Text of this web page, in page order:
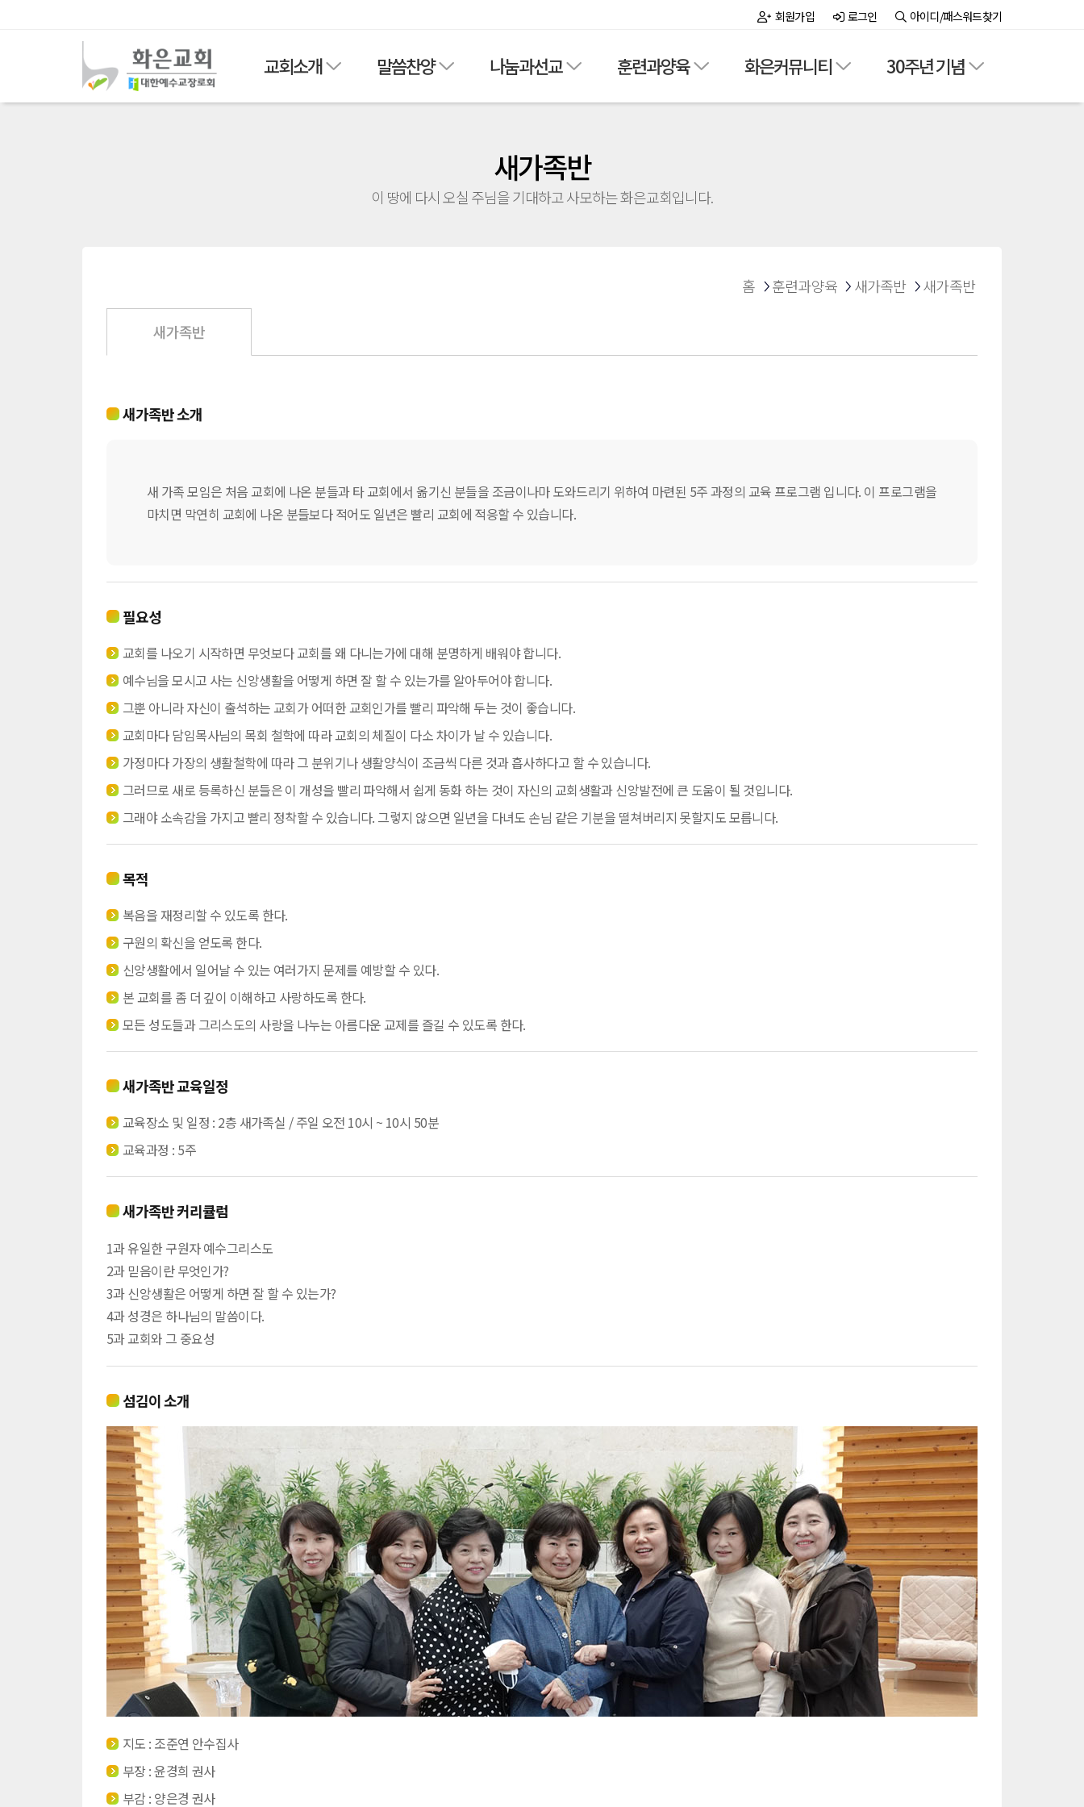
회원가입 로그인 아이디/패스워드찾기
교회소개 말씀찬양 나눔과선교 훈련과양육 화은커뮤니티 30주년 기념
새가족반
이 땅에 다시 오실 주님을 기대하고 사모하는 화은교회입니다.
홈 훈련과양육 새가족반 새가족반
새가족반
새가족반 소개
새 가족 모임은 처음 교회에 나온 분들과 타 교회에서 옮기신 분들을 조금이나마 도와드리기 위하여 마련된 5주 과정의 교육 프로그램 입니다. 이 프로그램을
마치면 막연히 교회에 나온 분들보다 적어도 일년은 빨리 교회에 적응할 수 있습니다.
필요성
교회를 나오기 시작하면 무엇보다 교회를 왜 다니는가에 대해 분명하게 배워야 합니다.
예수님을 모시고 사는 신앙생활을 어떻게 하면 잘 할 수 있는가를 알아두어야 합니다.
그뿐 아니라 자신이 출석하는 교회가 어떠한 교회인가를 빨리 파악해 두는 것이 좋습니다.
교회마다 담임목사님의 목회 철학에 따라 교회의 체질이 다소 차이가 날 수 있습니다.
가정마다 가장의 생활철학에 따라 그 분위기나 생활양식이 조금씩 다른 것과 흡사하다고 할 수 있습니다.
그러므로 새로 등록하신 분들은 이 개성을 빨리 파악해서 쉽게 동화 하는 것이 자신의 교회생활과 신앙발전에 큰 도움이 될 것입니다.
그래야 소속감을 가지고 빨리 정착할 수 있습니다. 그렇지 않으면 일년을 다녀도 손님 같은 기분을 떨쳐버리지 못할지도 모릅니다.
목적
복음을 재정리할 수 있도록 한다.
구원의 확신을 얻도록 한다.
신앙생활에서 일어날 수 있는 여러가지 문제를 예방할 수 있다.
본 교회를 좀 더 깊이 이해하고 사랑하도록 한다.
모든 성도들과 그리스도의 사랑을 나누는 아름다운 교제를 즐길 수 있도록 한다.
새가족반 교육일정
교육장소 및 일정 : 2층 새가족실 / 주일 오전 10시 ~ 10시 50분
교육과정 : 5주
새가족반 커리큘럼
1과 유일한 구원자 예수그리스도
2과 믿음이란 무엇인가?
3과 신앙생활은 어떻게 하면 잘 할 수 있는가?
4과 성경은 하나님의 말씀이다.
5과 교회와 그 중요성
섬김이 소개
지도 : 조준연 안수집사
부장 : 윤경희 권사
부감 : 양은경 권사